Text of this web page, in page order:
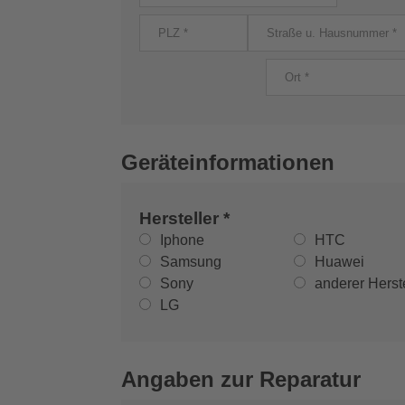
Geräteinformationen
Hersteller *
Iphone
Samsung
Sony
LG
HTC
Huawei
anderer
Angaben zur Reparatur